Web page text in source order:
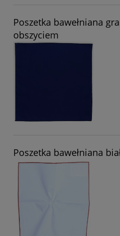
Poszetka bawełniana
obszyciem
Poszetka bawełniana